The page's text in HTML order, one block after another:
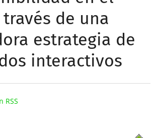
de una
estrategia de
interactivos
RSS